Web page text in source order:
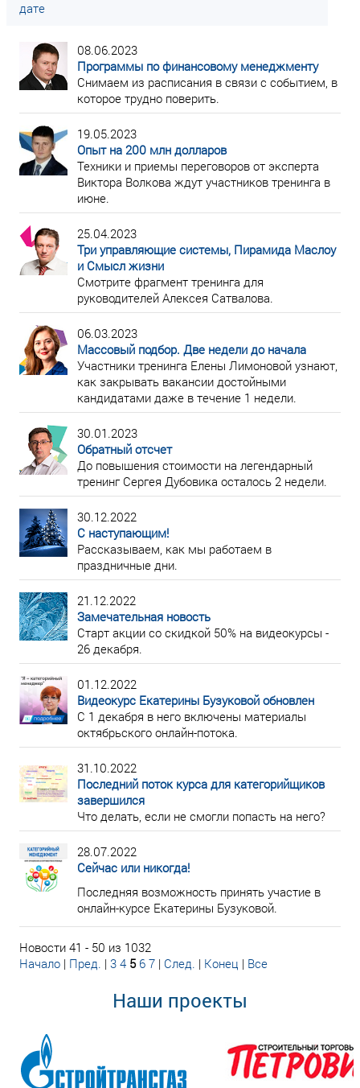
дате
08.06.2023
Программы по финансовому менеджменту
Снимаем из расписания в связи с событием, в
которое трудно поверить.
19.05.2023
Опыт на 200 млн долларов
Техники и приемы переговоров от эксперта
Виктора Волкова ждут участников тренинга в
июне.
25.04.2023
Три управляющие системы, Пирамида Маслоу
и Смысл жизни
Смотрите фрагмент тренинга для
руководителей Алексея Сатвалова.
06.03.2023
Массовый подбор. Две недели до начала
Участники тренинга Елены Лимоновой узнают,
как закрывать вакансии достойными
кандидатами даже в течение 1 недели.
30.01.2023
Обратный отсчет
До повышения стоимости на легендарный
тренинг Сергея Дубовика осталось 2 недели.
30.12.2022
С наступающим!
Рассказываем, как мы работаем в
праздничные дни.
21.12.2022
Замечательная новость
Старт акции со скидкой 50% на видеокурсы -
26 декабря.
01.12.2022
Видеокурс Екатерины Бузуковой обновлен
С 1 декабря в него включены материалы
октябрьского онлайн-потока.
31.10.2022
Последний поток курса для категорийщиков
завершился
Что делать, если не смогли попасть на него?
28.07.2022
Сейчас или никогда!
Последняя возможность принять участие в
онлайн-курсе Екатерины Бузуковой.
Новости 41 - 50 из 1032
Начало | Пред. | 3 4 5 6 7 | След. | Конец | Все
Наши проекты